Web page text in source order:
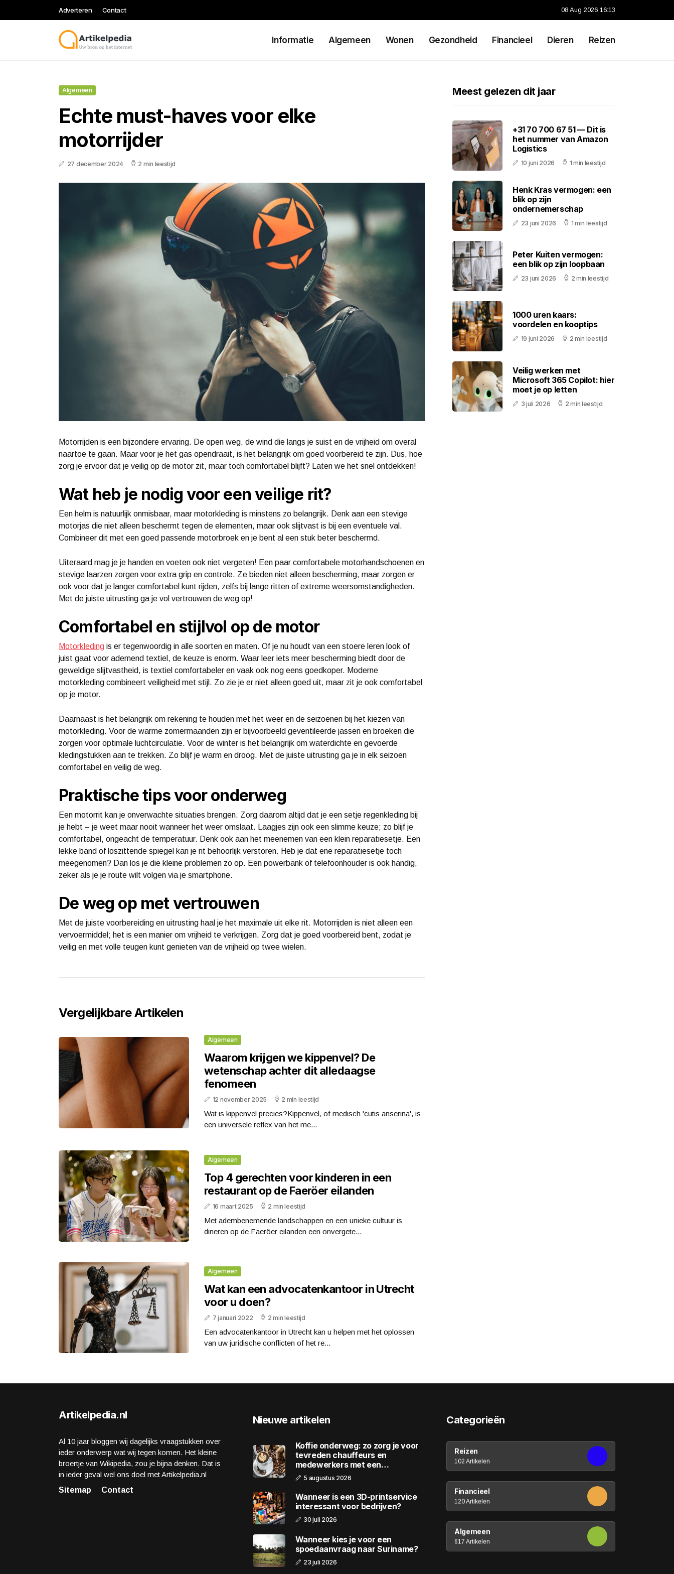
Adverteren Contact 08 Aug 2026 16:13
Informatie Algemeen Wonen Gezondheid Financieel Dieren Reizen
Algemeen
Echte must-haves voor elke
motorrijder
27 december 2024 2 min leestijd
Motorrijden is een bijzondere ervaring. De open weg, de wind die langs je suist en de vrijheid om overal
naartoe te gaan. Maar voor je het gas opendraait, is het belangrijk om goed voorbereid te zijn. Dus, hoe
zorg je ervoor dat je veilig op de motor zit, maar toch comfortabel blijft? Laten we het snel ontdekken!
Wat heb je nodig voor een veilige rit?
Een helm is natuurlijk onmisbaar, maar motorkleding is minstens zo belangrijk. Denk aan een stevige
motorjas die niet alleen beschermt tegen de elementen, maar ook slijtvast is bij een eventuele val.
Combineer dit met een goed passende motorbroek en je bent al een stuk beter beschermd.
Uiteraard mag je je handen en voeten ook niet vergeten! Een paar comfortabele motorhandschoenen en
stevige laarzen zorgen voor extra grip en controle. Ze bieden niet alleen bescherming, maar zorgen er
ook voor dat je langer comfortabel kunt rijden, zelfs bij lange ritten of extreme weersomstandigheden.
Met de juiste uitrusting ga je vol vertrouwen de weg op!
Comfortabel en stijlvol op de motor
Motorkleding is er tegenwoordig in alle soorten en maten. Of je nu houdt van een stoere leren look of
juist gaat voor ademend textiel, de keuze is enorm. Waar leer iets meer bescherming biedt door de
geweldige slijtvastheid, is textiel comfortabeler en vaak ook nog eens goedkoper. Moderne
motorkleding combineert veiligheid met stijl. Zo zie je er niet alleen goed uit, maar zit je ook comfortabel
op je motor.
Daarnaast is het belangrijk om rekening te houden met het weer en de seizoenen bij het kiezen van
motorkleding. Voor de warme zomermaanden zijn er bijvoorbeeld geventileerde jassen en broeken die
zorgen voor optimale luchtcirculatie. Voor de winter is het belangrijk om waterdichte en gevoerde
kledingstukken aan te trekken. Zo blijf je warm en droog. Met de juiste uitrusting ga je in elk seizoen
comfortabel en veilig de weg.
Praktische tips voor onderweg
Een motorrit kan je onverwachte situaties brengen. Zorg daarom altijd dat je een setje regenkleding bij
je hebt – je weet maar nooit wanneer het weer omslaat. Laagjes zijn ook een slimme keuze; zo blijf je
comfortabel, ongeacht de temperatuur. Denk ook aan het meenemen van een klein reparatiesetje. Een
lekke band of loszittende spiegel kan je rit behoorlijk verstoren. Heb je dat ene reparatiesetje toch
meegenomen? Dan los je die kleine problemen zo op. Een powerbank of telefoonhouder is ook handig,
zeker als je je route wilt volgen via je smartphone.
De weg op met vertrouwen
Met de juiste voorbereiding en uitrusting haal je het maximale uit elke rit. Motorrijden is niet alleen een
vervoermiddel; het is een manier om vrijheid te verkrijgen. Zorg dat je goed voorbereid bent, zodat je
veilig en met volle teugen kunt genieten van de vrijheid op twee wielen.
Vergelijkbare Artikelen
Algemeen
Waarom krijgen we kippenvel? De
wetenschap achter dit alledaagse
fenomeen
12 november 2025 2 min leestijd
Wat is kippenvel precies?Kippenvel, of medisch 'cutis anserina', is
een universele reflex van het me...
Algemeen
Top 4 gerechten voor kinderen in een
restaurant op de Faeröer eilanden
16 maart 2025 2 min leestijd
Met adembenemende landschappen en een unieke cultuur is
dineren op de Faeröer eilanden een onvergete...
Algemeen
Wat kan een advocatenkantoor in Utrecht
voor u doen?
7 januari 2022 2 min leestijd
Een advocatenkantoor in Utrecht kan u helpen met het oplossen
van uw juridische conflicten of het re...
Meest gelezen dit jaar
+31 70 700 67 51 — Dit is
het nummer van Amazon
Logistics
10 juni 2026 1 min leestijd
Henk Kras vermogen: een
blik op zijn
ondernemerschap
23 juni 2026 1 min leestijd
Peter Kuiten vermogen:
een blik op zijn loopbaan
23 juni 2026 2 min leestijd
1000 uren kaars:
voordelen en kooptips
19 juni 2026 2 min leestijd
Veilig werken met
Microsoft 365 Copilot: hier
moet je op letten
3 juli 2026 2 min leestijd
Artikelpedia.nl
Al 10 jaar bloggen wij dagelijks vraagstukken over
ieder onderwerp wat wij tegen komen. Het kleine
broertje van Wikipedia, zou je bijna denken. Dat is
in ieder geval wel ons doel met Artikelpedia.nl
Sitemap
Contact
Nieuwe artikelen
Koffie onderweg: zo zorg je voor
tevreden chauffeurs en
medewerkers met een
wagenpark
5 augustus 2026
Wanneer is een 3D-printservice
interessant voor bedrijven?
30 juli 2026
Wanneer kies je voor een
spoedaanvraag naar Suriname?
23 juli 2026
Categorieën
Reizen
102 Artikelen
Financieel
120 Artikelen
Algemeen
617 Artikelen